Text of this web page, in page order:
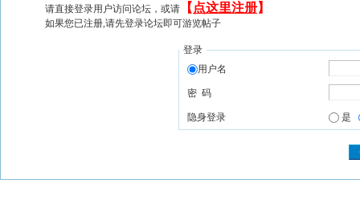
请直接登录用户访问论坛，或请 【 点这里注册】
如果您已注册,请先登录论坛即可游览帖子
登录
用户名
密 码
隐身登录 是